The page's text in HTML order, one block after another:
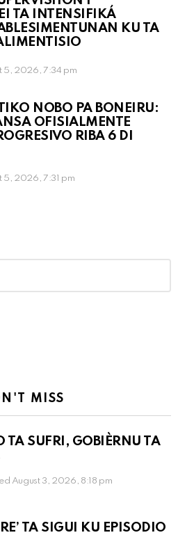
TA INTENSIFIKÁ
KU TA
5, 2026, 7:34 pm
NOBO PA BONEIRU:
OFISIALMENTE
RIBA 6 DI
5, 2026, 7:31 pm
MISS
TA SUFRI, GOBIÈRNU TA
August 3, 2026, 8:18 pm
TA SIGUI KU EPISODIO